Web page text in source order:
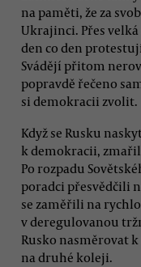
na paměti, že za
Ukrajinci. Přes
den co den
Svádějí přitom
popravdě řečeno
si demokracii zvolit.
Když se Rusku
k demokracii,
Po rozpadu
poradci přesvědčili
se zaměřili na
v deregulovanou
Rusko nasměrovat
na druhé koleji.